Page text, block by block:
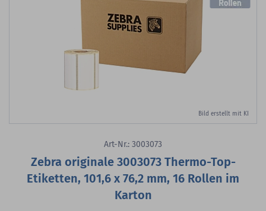
Bild erstellt mit KI
Art-Nr.: 3003073
Zebra originale 3003073 Thermo-Top-
Etiketten, 101,6 x 76,2 mm, 16 Rollen im
Karton